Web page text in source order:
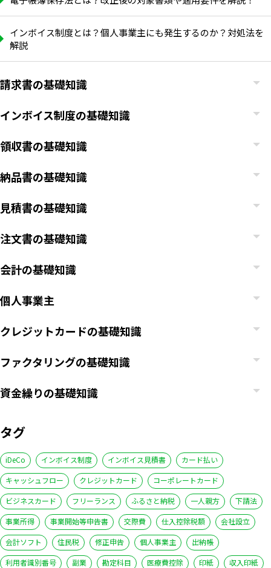
インボイス制度とは？個人事業主にも発生するのか？対処法を
解説
請求書の基礎知識
インボイス制度の基礎知識
領収書の基礎知識
納品書の基礎知識
見積書の基礎知識
注文書の基礎知識
会計の基礎知識
個人事業主
クレジットカードの基礎知識
ファクタリングの基礎知識
資金繰りの基礎知識
タグ
iDeCo インボイス制度 インボイス見積書
カード払い
キャッシュフロー
クレジットカード
コーポレートカード
ビジネスカード
フリーランス ふるさと納税 一人親方
下請法
事業所得
事業開始等申告書 交際費 仕入控除税額
会社設立
会計ソフト
住民税 修正申告 個人事業主
出納帳
利用者識別番号
副業 勘定科目 医療費控除 印紙
収入印紙